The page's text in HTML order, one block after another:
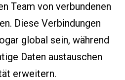
Team von verbundenen
Diese Verbindungen
global sein, während
Daten austauschen
erweitern.